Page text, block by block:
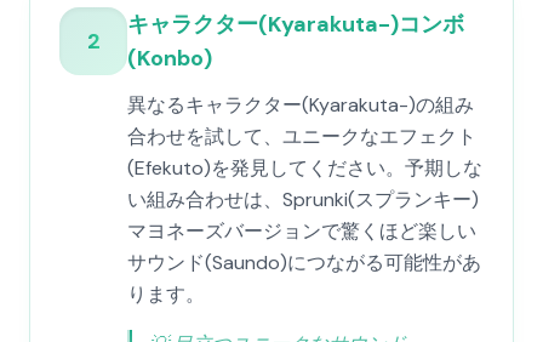
2
キャラクター(Kyarakuta-)コンボ
(Konbo)
異なるキャラクター(Kyarakuta-)の組み
合わせを試して、ユニークなエフェクト
(Efekuto)を発見してください。予期しな
い組み合わせは、Sprunki(スプランキー)
マヨネーズバージョンで驚くほど楽しい
サウンド(Saundo)につながる可能性があ
ります。